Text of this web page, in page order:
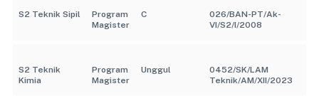
S2 Teknik Sipil
Program
Magister
C
026/BAN-PT/Ak-
VI/S2/I/2008
S2 Teknik
Kimia
Program
Magister
Unggul
0452/SK/LAM
Teknik/AM/XII/2023